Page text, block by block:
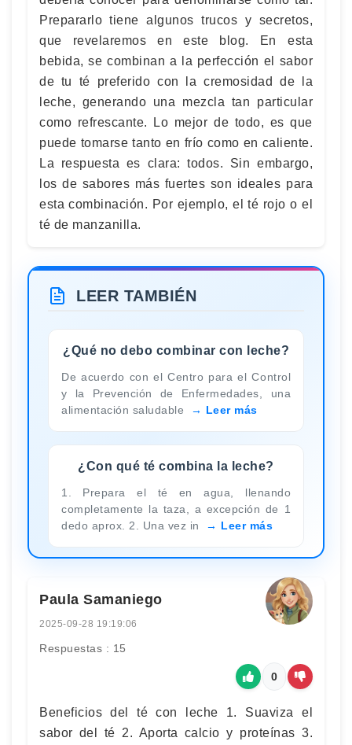
Prepararlo tiene algunos trucos y secretos,
que revelaremos en este blog. En esta
bebida, se combinan a la perfección el sabor
de tu té preferido con la cremosidad de la
leche, generando una mezcla tan particular
como refrescante. Lo mejor de todo, es que
puede tomarse tanto en frío como en caliente.
La respuesta es clara: todos. Sin embargo,
los de sabores más fuertes son ideales para
esta combinación. Por ejemplo, el té rojo o el
té de manzanilla.
LEER TAMBIÉN
¿Qué no debo combinar con leche?
De acuerdo con el Centro para el Control
y la Prevención de Enfermedades, una
alimentación saludable
Leer más
¿Con qué té combina la leche?
1. Prepara el té en agua, llenando
completamente la taza, a excepción de 1
dedo aprox. 2. Una vez in
Leer más
Paula Samaniego
2025-09-28 19:19:06
Respuestas : 15
0
Beneficios del té con leche 1. Suaviza el
sabor del té 2. Aporta calcio y proteínas 3.